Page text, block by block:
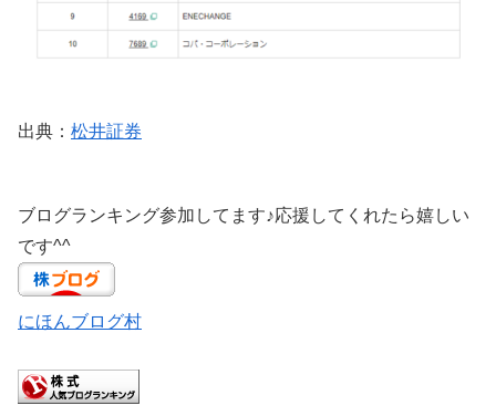
出典： 松井証券
ブログランキング参加してます♪応援してくれたら嬉しい
です^^
にほんブログ村